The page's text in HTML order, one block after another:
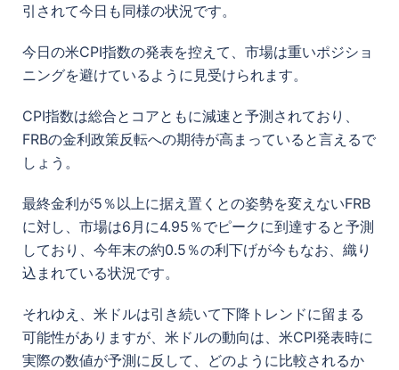
引されて今日も同様の状況です。
今日の米CPI指数の発表を控えて、市場は重いポジショ
ニングを避けているように見受けられます。
CPI指数は総合とコアともに減速と予測されており、
FRBの金利政策反転への期待が高まっていると言えるで
しょう。
最終金利が5％以上に据え置くとの姿勢を変えないFRB
に対し、市場は6月に4.95％でピークに到達すると予測
しており、今年末の約0.5％の利下げが今もなお、織り
込まれている状況です。
それゆえ、米ドルは引き続いて下降トレンドに留まる
可能性がありますが、米ドルの動向は、米CPI発表時に
実際の数値が予測に反して、どのように比較されるか